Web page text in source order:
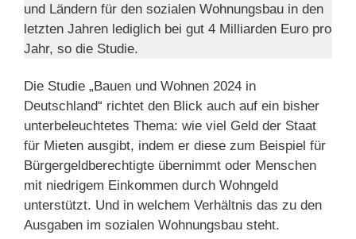
und Ländern für den sozialen Wohnungsbau in den
letzten Jahren lediglich bei gut 4 Milliarden Euro pro
Jahr, so die Studie.
Die Studie „Bauen und Wohnen 2024 in
Deutschland“ richtet den Blick auch auf ein bisher
unterbeleuchtetes Thema: wie viel Geld der Staat
für Mieten ausgibt, indem er diese zum Beispiel für
Bürgergeldberechtigte übernimmt oder Menschen
mit niedrigem Einkommen durch Wohngeld
unterstützt. Und in welchem Verhältnis das zu den
Ausgaben im sozialen Wohnungsbau steht.